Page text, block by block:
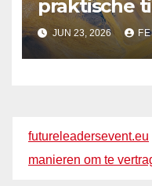
praktische
JUN 23, 2026
futureleadersevent.eu
manieren om te